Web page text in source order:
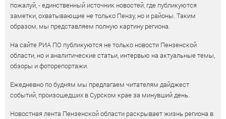
пожалуй, - единственный источник новостей, где публикуются
заметки, охватывающие не только Пензу, но и районы. Таким
образом, мы представляем полную картину региона.
На сайте РИА ПО публикуются не только новости Пензенской
области, но и аналитические статьи, интервью на актуальные темы,
обзоры и фоторепортажи.
Ежедневно по будням мы предлагаем читателям дайджест
событий, произошедших в Сурском крае за минувший день.
Новостная лента Пензенской области раскрывает жизнь региона в